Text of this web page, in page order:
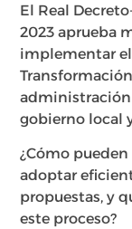
El Real
2023 aprueba
implementar
administración
gobierno local
¿Cómo
adoptar
propuestas, y
este proceso?